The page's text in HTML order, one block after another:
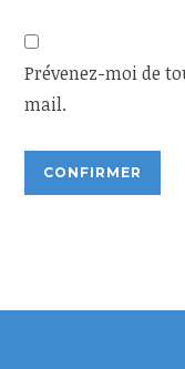
Prévenez-moi de
mail.